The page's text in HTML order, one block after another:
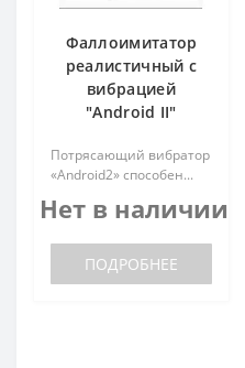
Фаллоимитатор
реалистичный с
вибрацией
"Android II"
Потря­сающий виб­ра­тор
«Android2» спо­со­бен...
Нет в наличии
ПОДРОБНЕЕ